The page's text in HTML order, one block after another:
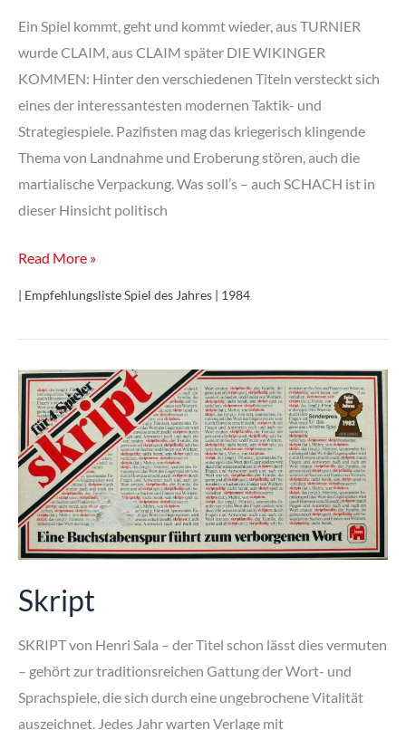
Ein Spiel kommt, geht und kommt wieder, aus TURNIER
wurde CLAIM, aus CLAIM später DIE WIKINGER
KOMMEN: Hinter den verschiedenen Titeln versteckt sich
eines der interessantesten modernen Taktik- und
Strategiespiele. Pazifisten mag das kriegerisch klingende
Thema von Landnahme und Eroberung stören, auch die
martialische Verpackung. Was soll’s – auch SCHACH ist in
dieser Hinsicht politisch
Claim
Read More »
| Empfehlungsliste Spiel des Jahres | 1984
Skript
SKRIPT von Henri Sala – der Titel schon lässt dies vermuten
– gehört zur traditionsreichen Gattung der Wort- und
Sprachspiele, die sich durch eine ungebrochene Vitalität
auszeichnet. Jedes Jahr warten Verlage mit